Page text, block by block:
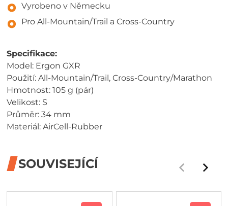
Vyrobeno v Německu
Pro All-Mountain/Trail a Cross-Country
Specifikace:
Model: Ergon GXR
Použití: All-Mountain/Trail, Cross-Country/Marathon
Hmotnost: 105 g (pár)
Velikost: S
Průměr: 34 mm
Materiál: AirCell-Rubber
SOUVISEJÍCÍ